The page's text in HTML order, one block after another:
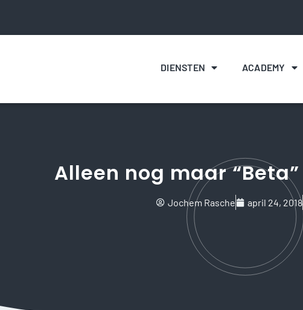
DIENSTEN ACADEMY
Alleen nog maar
Jochem Rasche april 24, 2018